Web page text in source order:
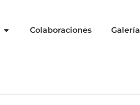
Colaboraciones Galería